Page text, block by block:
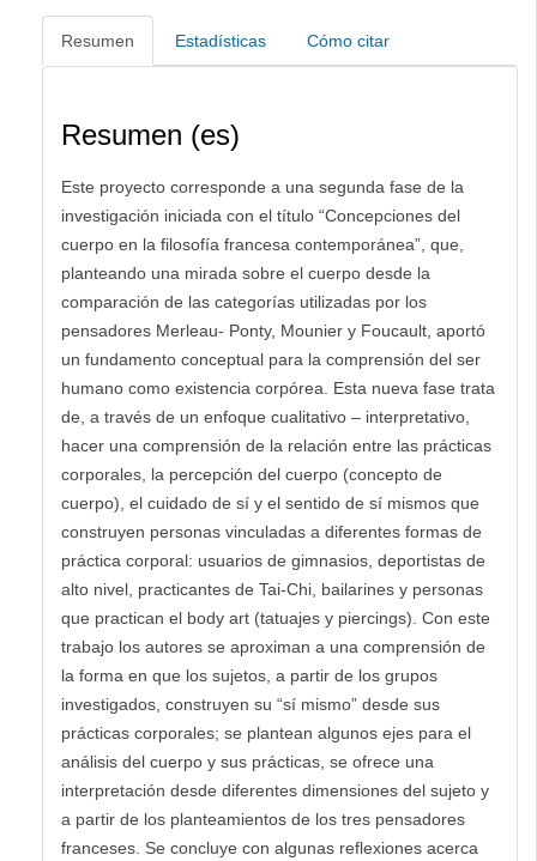
Resumen Estadísticas Cómo citar
Resumen (es)
Este proyecto corresponde a una segunda fase de la
investigación iniciada con el título “Concepciones del
cuerpo en la filosofía francesa contemporánea”, que,
planteando una mirada sobre el cuerpo desde la
comparación de las categorías utilizadas por los
pensadores Merleau- Ponty, Mounier y Foucault, aportó
un fundamento conceptual para la comprensión del ser
humano como existencia corpórea. Esta nueva fase trata
de, a través de un enfoque cualitativo – interpretativo,
hacer una comprensión de la relación entre las prácticas
corporales, la percepción del cuerpo (concepto de
cuerpo), el cuidado de sí y el sentido de sí mismos que
construyen personas vinculadas a diferentes formas de
práctica corporal: usuarios de gimnasios, deportistas de
alto nivel, practicantes de Tai-Chi, bailarines y personas
que practican el body art (tatuajes y piercings). Con este
trabajo los autores se aproximan a una comprensión de
la forma en que los sujetos, a partir de los grupos
investigados, construyen su “sí mismo” desde sus
prácticas corporales; se plantean algunos ejes para el
análisis del cuerpo y sus prácticas, se ofrece una
interpretación desde diferentes dimensiones del sujeto y
a partir de los planteamientos de los tres pensadores
franceses. Se concluye con algunas reflexiones acerca